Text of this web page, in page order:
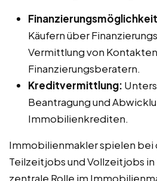
Käufern über
Vermittlung von
Finanzierungsberatern.
Kreditvermittlung:
Beantragung und
Immobilienkrediten.
Immobilienmakler spielen bei
Teilzeitjobs und Vollzeitjobs in
zentrale Rolle im